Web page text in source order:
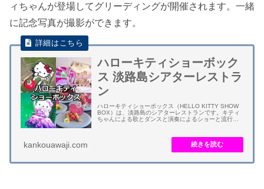
ィちゃんが登場してグリーディングが開催されます。一緒
に記念写真が撮影ができます。
ハローキティショーボック
ス 淡路島シアターレストラ
ン
ハローキティショーボックス（HELLO KITTY SHOW
BOX）は、淡路島のシアターレストランです。キティ
ちゃんによる歌とダンスと演奏によるショーと流行の
kankouawaji.com